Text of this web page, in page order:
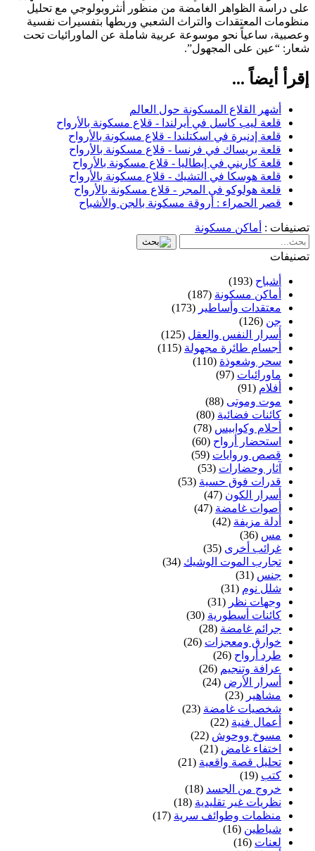
على دراسة الظواهر الغامضة من منظور أنثروبولوجي مع تحليل
منظومات المعتقدات والتراث الشعبي وربطها بتفسيرات نفسية
وعصبية، ساعياً نحو موسوعة عربية شاملة عن الماورائيات تحت
شعار: “عين على المجهول”.
إقرأ أيضاً ...
أشهر القلاع المسكونة حول العالم
قلعة ليب كاسل في أيرلندا - قلاع مسكونة بالأرواح
قلعة إدنبرة في اسكتلندا - قلاع مسكونة بالأرواح
قلعة بريساك في فرنسا - قلاع مسكونة بالأرواح
قلعة كاريني في إيطاليا - قلاع مسكونة بالأرواح
قلعة هوسكا في التشيك - قلاع مسكونة بالأرواح
قلعة هولوكو في المجر - قلاع مسكونة بالأرواح
قصر الحمراء : أروقة مسكونة بالجن والأشباح
تصنيفات : أماكن مسكونة
تصنيفات
أشباح (193)
أماكن مسكونة (187)
معتقدات وأساطير (173)
جن (126)
أسرار النفس والعقل (125)
أجسام طائرة مجهولة (115)
سحر وشعوذة (110)
ماورائيات (97)
أفلام (91)
موت وموتى (88)
كائنات فضائية (80)
أحلام وكوابيس (78)
استحضار أرواح (60)
قصص وروايات (59)
آثار وحضارات (53)
قدرات فوق حسية (53)
أسرار الكون (47)
أصوات غامضة (47)
أدلة مزيفة (42)
مس (36)
غرائب أخرى (35)
تجارب الموت الوشيك (34)
جنس (31)
شلل نوم (31)
وجهات نظر (31)
كائنات أسطورية (30)
جرائم غامضة (28)
خوارق ومعجزات (26)
طرد أرواح (26)
عرافة وتنجيم (26)
أسرار الأرض (24)
مشاهير (23)
شخصيات غامضة (23)
أعمال فنية (22)
مسوخ ووحوش (22)
اختفاء غامض (21)
تحليل قصة واقعية (21)
كتب (19)
خروج من الجسد (18)
نظريات غير تقليدية (18)
منظمات وطوائف سرية (17)
شياطين (16)
لعنات (16)